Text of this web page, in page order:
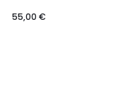
55,00 €